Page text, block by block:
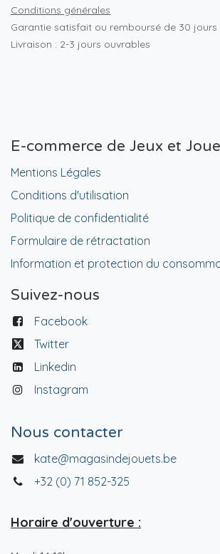
Conditions générales
Garantie satisfait ou remboursé de 30 jours
Livraison : 2-3 jours ouvrables
E-commerce de Jeux et
Mentions Légales
Conditions d'utilisation
Politique de confidentialité
Formulaire de rétractation
Information et protection du
Suivez-nous
Facebook
Twitter
Linkedin
Instagram
Nous contacter
kate@magasindejouets.be
+32 (0) 71 852-325
Horaire d'ouverture :